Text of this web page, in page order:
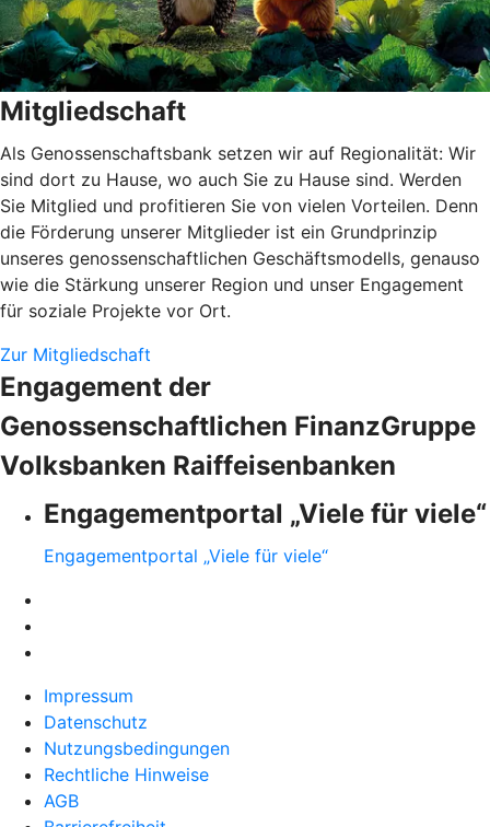
Mitgliedschaft
Als Genossenschaftsbank setzen wir auf Regionalität: Wir
sind dort zu Hause, wo auch Sie zu Hause sind. Werden
Sie Mitglied und profitieren Sie von vielen Vorteilen. Denn
die Förderung unserer Mitglieder ist ein Grundprinzip
unseres genossenschaftlichen Geschäftsmodells, genauso
wie die Stärkung unserer Region und unser Engagement
für soziale Projekte vor Ort.
Zur Mitgliedschaft
Engagement der
Genossenschaftlichen FinanzGruppe
Volksbanken Raiffeisenbanken
Engagementportal „Viele für viele“
Engagementportal „Viele für viele“
Impressum
Datenschutz
Nutzungsbedingungen
Rechtliche Hinweise
AGB